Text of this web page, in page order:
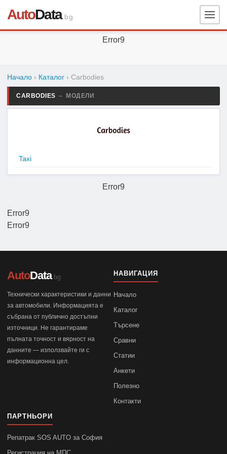
AutoData.bg
Error9
Error9
Начало › Каталог › Carbodies
CARBODIES – МОДЕЛИ
Taxi
Error9
Error9
AutoData.bg
Технически характеристики и данни
за автомобили. Информацията е
събрана от публично достъпни
източници. Не гарантираме
пълната точност и вярност на
данните — използвайте ги с
информационна цел.
НАВИГАЦИЯ
Начало
Каталог
Търсене
Сравни
Статии
Анкети
Полезно
Контакти
ПАРТНЬОРИ
Репатрак SOS AUTO за София